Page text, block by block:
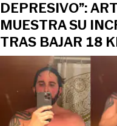
DEPRESIVO”:
MUESTRA SU
TRAS BAJAR 18